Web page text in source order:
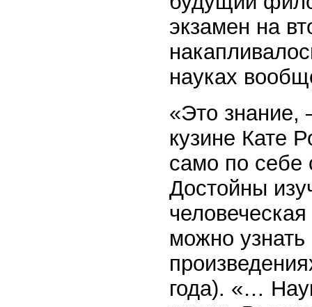
экзамен на
науках
«Это знание,
кузине Кате
само по себе
Достойны
можно узнать
года). «…